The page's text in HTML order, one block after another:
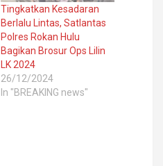
Tingkatkan Kesadaran
Berlalu Lintas, Satlantas
Polres Rokan Hulu
Bagikan Brosur Ops Lilin
LK 2024
26/12/2024
In "BREAKING news"